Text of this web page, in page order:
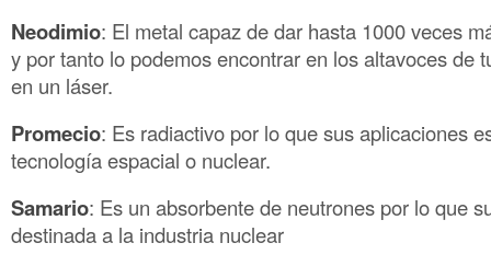
Neodimio: El metal capaz de dar hasta 1000 veces
y por tanto lo podemos encontrar en los altavoces de
en un láser.
Promecio: Es radiactivo por lo que sus aplicaciones
tecnología espacial o nuclear.
Samario: Es un absorbente de neutrones por lo que
destinada a la industria nuclear